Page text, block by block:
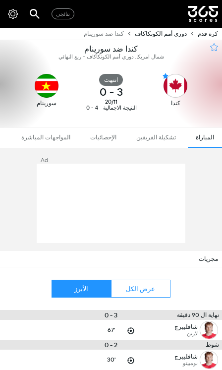
نتائجي
كرة قدم دوري أمم الكونكاكاف كندا ضد سورينام
كندا ضد سورينام
شمال امريكا, دوري أمم الكونكاكاف - ربع النهائي
كندا
انتهت
3
-
0
20/11
النتيجة الاجمالية
4 - 0
سورينام
المباراة تشكيلة الفريقين الإحصائيات المواجهات المباشرة
Ad
مجريات
عرض الكل الأبرز
نهاية ال 90 دقيقة 3 - 0
شافلبيرج
لارين 67'
شوط 2 - 0
شافلبيرج
بومبيتو 30'